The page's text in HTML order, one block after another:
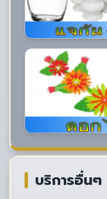
บริการอื่นๆ